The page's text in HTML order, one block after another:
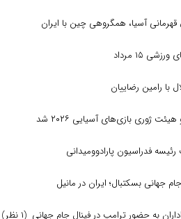
چین با ایران
۲۰۲۶ شد
ایران در مانیل
در فینال جام جهانی(۱ نظر)